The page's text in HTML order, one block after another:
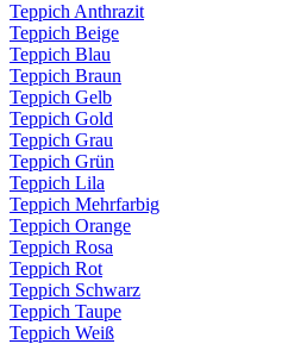
Teppich Anthrazit
Teppich Beige
Teppich Blau
Teppich Braun
Teppich Gelb
Teppich Gold
Teppich Grau
Teppich Grün
Teppich Lila
Teppich Mehrfarbig
Teppich Orange
Teppich Rosa
Teppich Rot
Teppich Schwarz
Teppich Taupe
Teppich Weiß